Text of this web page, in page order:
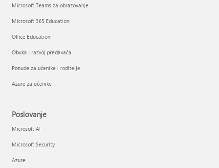
Microsoft Teams za obrazovanje
Microsoft 365 Education
Office Education
Obuka i razvoj predavača
Ponude za učenike i roditelje
Azure za učenike
Poslovanje
Microsoft AI
Microsoft Security
Azure